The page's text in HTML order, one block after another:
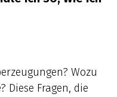
Wozu
Diese Fragen, die